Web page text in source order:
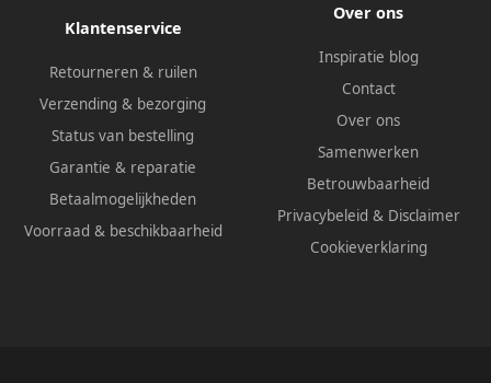
Klantenservice
Retourneren & ruilen
Verzending & bezorging
Status van bestelling
Garantie & reparatie
Betaalmogelijkheden
Voorraad & beschikbaarheid
Over ons
Inspiratie blog
Contact
Over ons
Samenwerken
Betrouwbaarheid
Privacybeleid & Disclaimer
Cookieverklaring